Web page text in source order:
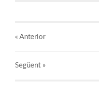
« Anterior
Següent »